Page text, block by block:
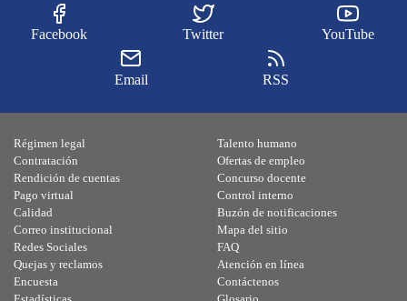
Facebook Twitter YouTube
Email RSS
Régimen legal
Contratación
Rendición de cuentas
Pago virtual
Calidad
Talento humano
Ofertas de empleo
Concurso docente
Control interno
Buzón de notificaciones
Correo institucional
Redes Sociales
Quejas y reclamos
Encuesta
Mapa del sitio
FAQ
Atención en línea
Contáctenos